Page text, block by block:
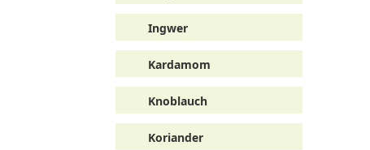
Ingwer
Kardamom
Knoblauch
Koriander